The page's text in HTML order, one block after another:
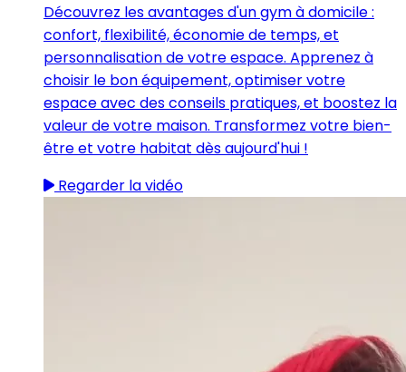
Découvrez les avantages d'un gym à domicile :
confort, flexibilité, économie de temps, et
personnalisation de votre espace. Apprenez à
choisir le bon équipement, optimiser votre
espace avec des conseils pratiques, et boostez la
valeur de votre maison. Transformez votre bien-
être et votre habitat dès aujourd'hui !
Regarder la vidéo